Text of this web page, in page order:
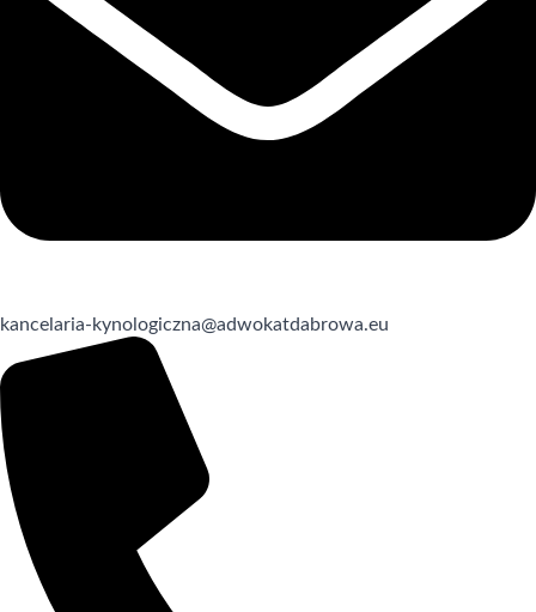
kancelaria-kynologiczna@adwokatdabrowa.eu